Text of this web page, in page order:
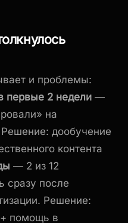
и проблемы:
первые 2 недели —
на
дообучение
контента
— 2 из 12
сразу после
Решение:
помощь в